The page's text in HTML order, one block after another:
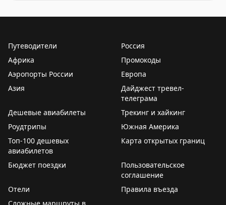
📆28.09.2026 (3 шт.): 10:00, 12:00, 9:00
Путеводители
Россия
Африка
Промокоды
Аэропорты России
Европа
Азия
Дайджест тревел-
телеграма
Дешевые авиабилеты
Трекинг и хайкинг
Роудтрипы
Южная Америка
Топ-100 дешевых
авиабилетов
Карта открытых границ
Бюджет поездки
Пользовательское
соглашение
Отели
Правила въезда